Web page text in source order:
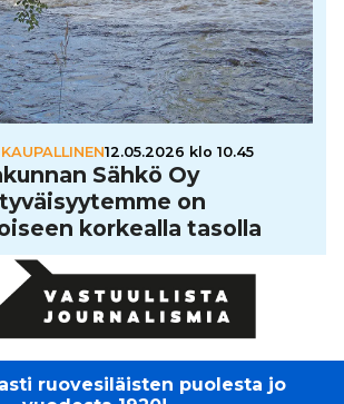
12.05.2026 klo 10.45
Sähkö Oy
on
korkealla tasolla
ruovesiläisten puolesta jo